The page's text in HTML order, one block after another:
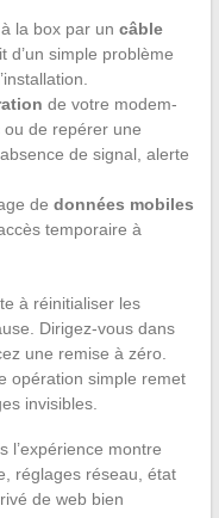
la box par un câble
d’un simple problème
de votre modem-
de repérer une
de signal, alerte
de données mobiles
temporaire à
à réinitialiser les
Dirigez-vous dans
une remise à zéro.
opération simple remet
invisibles.
l’expérience montre
réglages réseau, état
de web bien